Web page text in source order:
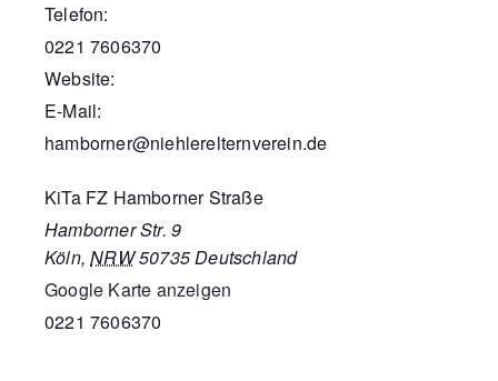
Telefon:
0221 7606370
Website:
E-Mail:
hamborner@niehlerelternverein.de
KiTa FZ Hamborner Straße
Hamborner Str. 9
Köln, NRW50735Deutschland
Google Karte anzeigen
0221 7606370